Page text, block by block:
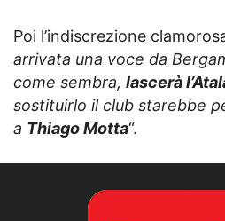
Poi l’indiscrezione
arrivata una voce da
come sembra, lascerà
sostituirlo il club starebbe
a Thiago Motta“.